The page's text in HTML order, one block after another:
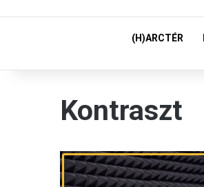
(H)ARCTÉR
Kontraszt